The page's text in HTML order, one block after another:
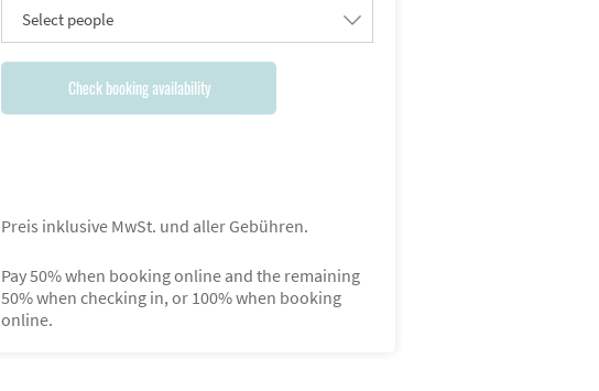
Select people
Check booking availability
Preis inklusive MwSt. und aller Gebühren.
Pay 50% when booking online and the remaining
50% when checking in, or 100% when booking
online.